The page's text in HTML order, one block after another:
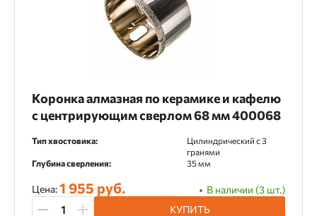
Коронка алмазная по керамике и кафелю
с центрирующим сверлом 68 мм 400068
Тип хвостовика:
Цилиндрический c 3
гранями
Глубина сверления:
35 мм
Цена:1 955 руб.
В наличии (3 шт.)
КУПИТЬ